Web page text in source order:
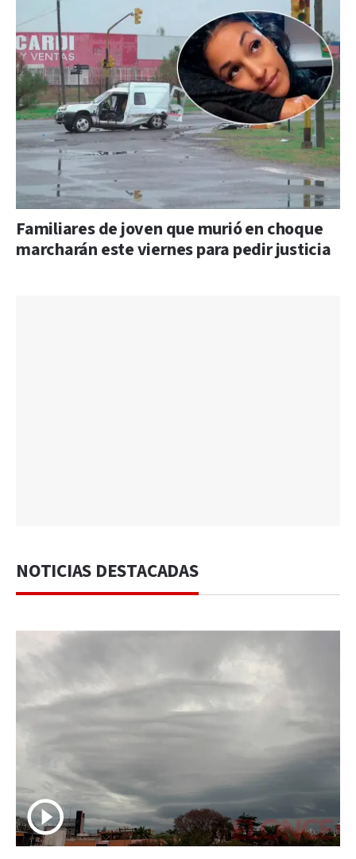
Familiares de joven que murió en choque
marcharán este viernes para pedir justicia
NOTICIAS DESTACADAS